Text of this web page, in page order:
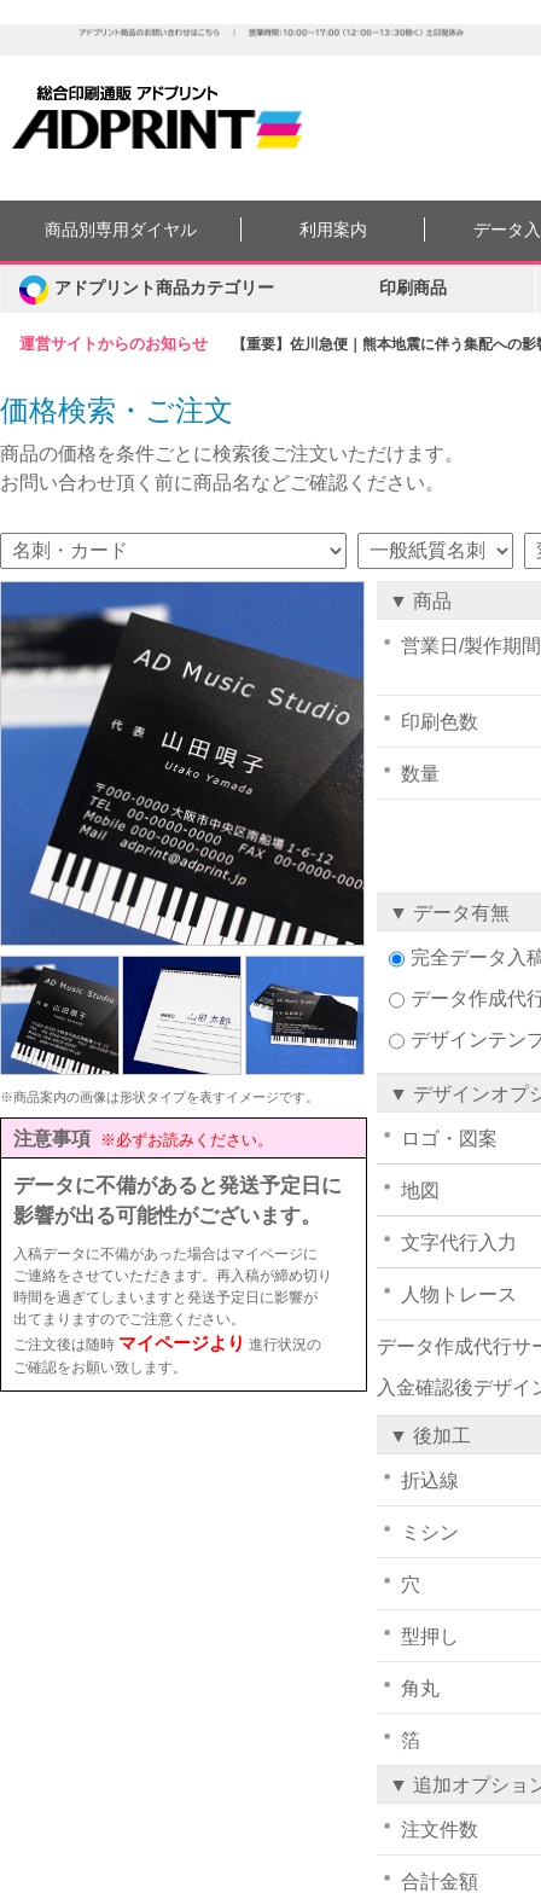
運営サイトからのお知らせ 【重要】佐川急便｜熊本地震に伴う集配への
商品別専用ダイヤル 利用案内 データ
アドプリント商品カテゴリー 印刷商品
価格検索・ご注文
商品の価格を条件ごとに検索後ご注文いただけます。
お問い合わせ頂く前に商品名などご確認ください。
※商品案内の画像は形状タイプを表すイメージです。
注意事項 ※必ずお読みください。
データに不備があると発送予定日に
影響が出る可能性がございます。
入稿データに不備があった場合はマイページに
ご連絡をさせていただきます。再入稿が締め切り
時間を過ぎてしまいますと発送予定日に影響が
出てまりますのでご注意ください。
ご注文後は随時 マイページより 進行状況の
ご確認をお願い致します。
▼ 商品
営業日/製作期間
印刷色数
数量
▼ データ有無
完全データ入
データ作成代
デザインテン
▼ デザインオプ
ロゴ・図案
地図
文字代行入力
人物トレース
データ作成代行サ
入金確認後デザイ
▼ 後加工
折込線
ミシン
穴
型押し
角丸
箔
▼ 追加オプショ
注文件数
合計金額